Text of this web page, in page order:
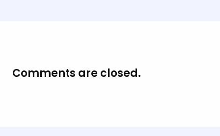
Comments are closed.